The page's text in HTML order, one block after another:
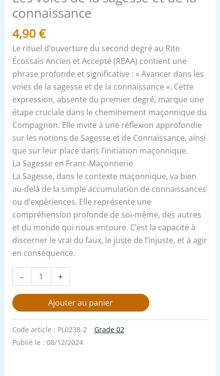
connaissance
4,90€
Le rituel d’ouverture du second degré au Rite
Écossais Ancien et Accepté (REAA) contient une
phrase profonde et significative : « Avancer dans les
voies de la sagesse et de la connaissance ». Cette
expression, absente du premier degré, marque une
étape cruciale dans le cheminement maçonnique du
Compagnon. Elle invite à une réflexion approfondie
sur les notions de Sagesse et de Connaissance, ainsi
que sur leur place dans l’initiation maçonnique.
La Sagesse en Franc-Maçonnerie
La Sagesse, dans le contexte maçonnique, va bien
au-delà de la simple accumulation de connaissances
ou d’expériences. Elle représente une
compréhension profonde de soi-même, des autres
et du monde qui nous entoure. C’est la capacité à
discerner le vrai du faux, le juste de l’injuste, et à agir
en conséquence.
- +
Ajouter au panier
Code article : PL0238-2
Grade 02
Publié le : 08/12/2024